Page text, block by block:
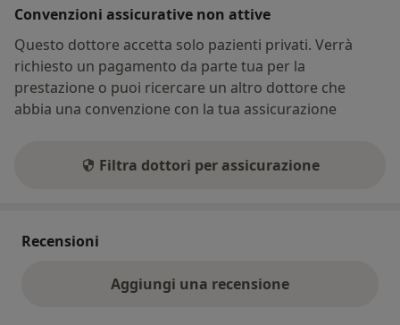
Convenzioni assicurative non attive
Questo dottore accetta solo pazienti privati. Verrà
richiesto un pagamento da parte tua per la
prestazione o puoi ricercare un altro dottore che
abbia una convenzione con la tua assicurazione
Filtra dottori per assicurazione
Recensioni
Aggiungi una recensione